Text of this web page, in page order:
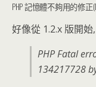
PHP 記憶體不夠用的修正
好像從 1.2.x 版開
PHP Fatal
134217728